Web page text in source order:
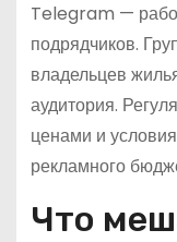
Telegram —
подрядчиков.
владельцев
аудитория.
ценами и
рекламного
Что